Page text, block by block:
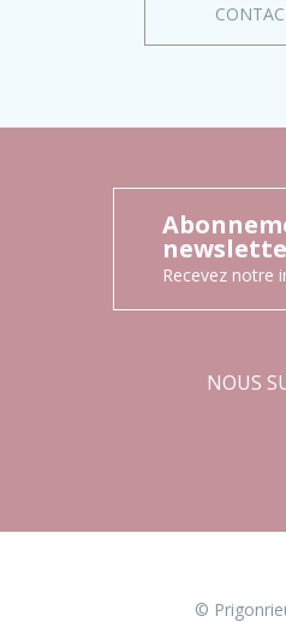
Recevez notre
NOUS
©